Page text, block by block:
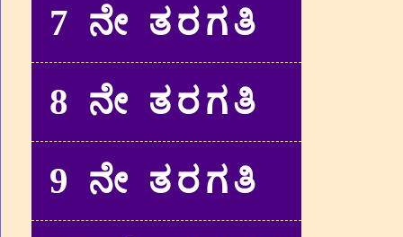
7 ನೇ ತರಗತಿ
8 ನೇ ತರಗತಿ
9 ನೇ ತರಗತಿ